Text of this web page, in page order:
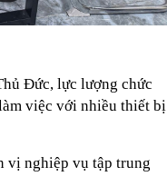
Đức, lực lượng chức
việc với nhiều thiết bị
vị nghiệp vụ tập trung